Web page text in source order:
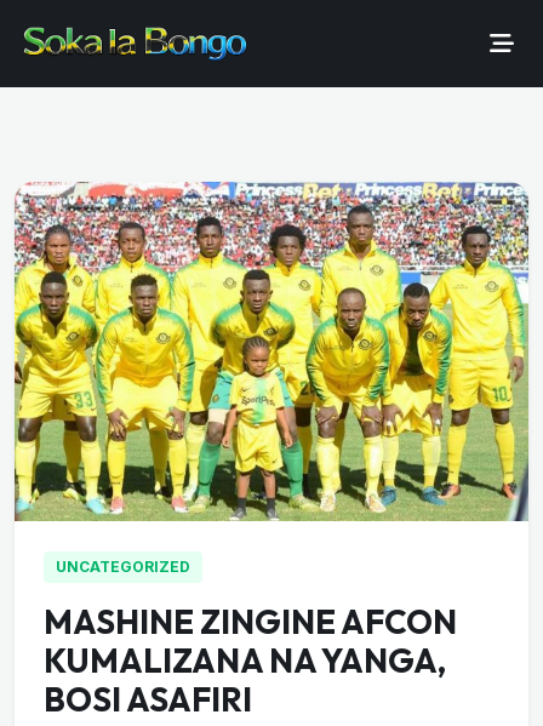
UNCATEGORIZED
MASHINE ZINGINE AFCON
KUMALIZANA NA YANGA,
BOSI ASAFIRI